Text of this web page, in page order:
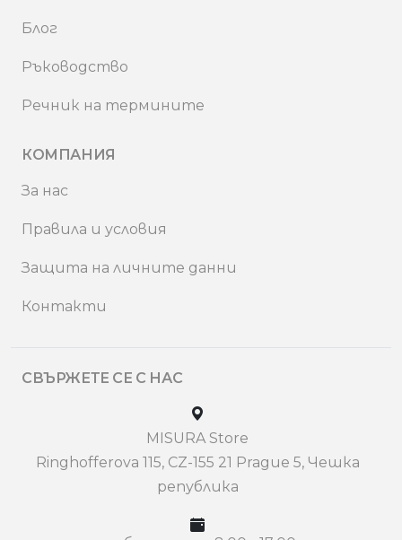
Блог
Ръководство
Речник на термините
КОМПАНИЯ
За нас
Правила и условия
Защита на личните данни
Контакти
СВЪРЖЕТЕ СЕ С НАС
MISURA Store
Ringhofferova 115, CZ-155 21 Prague 5, Чешка
република